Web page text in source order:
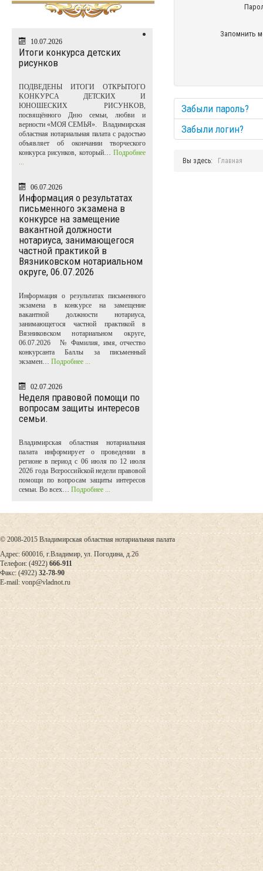
10.07.2026
Итоги конкурса детских
рисунков
ПОДВЕДЕНЫ ИТОГИ ОТКРЫТОГО
KOHKУPCA ДЕТСКИХ И
ЮНОШЕСКИХ PИCУHKOB,
посвящённого Дню семьи, любви и
верности «МОЯ СЕМЬЯ». Владимирская
областная нотариальная палата с радостью
объявляет об окончании творческого
конкурса рисунков, который… Подробнее
...
06.07.2026
Информация о результатах
письменного экзамена в
конкурсе на замещение
вакантной должности
нотариуса, занимающегося
частной практикой в
Вязниковском нотариальном
округе, 06.07.2026
Информация о результатах письменного
экзамена в конкурсе на замещение
вакантной должности нотариуса,
занимающегося частной практикой в
Вязниковском нотариальном округе,
06.07.2026 № Фамилия, имя, отчество
конкурсанта Баллы за письменный
экзамен… Подробнее ...
02.07.2026
Неделя правовой помощи по
вопросам защиты интересов
семьи.
Владимирская областная нотариальная
палата информирует о проведении в
регионе в период с 06 июля по 12 июля
2026 года Всероссийской недели правовой
помощи по вопросам защиты интересов
семьи. Во всех… Подробнее ...
Запомнить
Забыли пароль?
Забыли логин?
Вы здесь: Главная
© 2008-2015 Владимирская областная нотариальная палата
Адрес: 600016, г.Владимир, ул. Погодина, д.26
Телефон: (4922)666-911
Факс: (4922)32-78-90
E-mail: vonp@vladnot.ru